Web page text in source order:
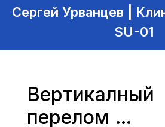
Сергей Урванцев |
SU-01
Вертикалный
перелом …